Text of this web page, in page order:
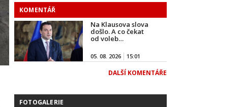
KOMENTÁŘ
Na Klausova slova
došlo. A co čekat
od voleb…
05. 08. 2026 15:01
DALŠÍ KOMENTÁŘE
FOTOGALERIE